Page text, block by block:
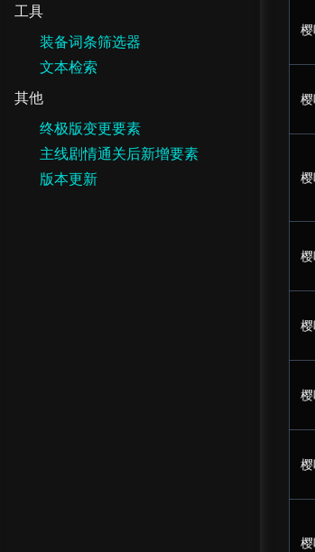
工具
装备词条筛选器
文本检索
其他
终极版变更要素
主线剧情通关后新增要素
版本更新